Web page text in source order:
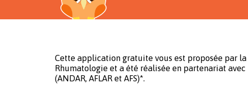
Cette application gratuite vous est proposée par la
Rhumatologie et a été réalisée en partenariat
(ANDAR, AFLAR et AFS)*.